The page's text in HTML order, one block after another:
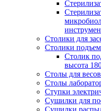
Столики для
Столики
Столик
высота
Столы для
Столы
Ступки
Сушилки для
Сушилки